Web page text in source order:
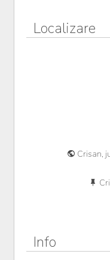
Localizare
Crisan,
Info